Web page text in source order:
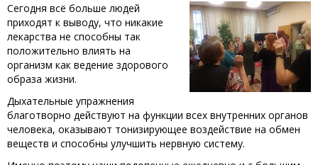
Сегодня всё больше людей
приходят к выводу, что никакие
лекарства не способны так
положительно влиять на
организм как ведение здорового
образа жизни.
Дыхательные упражнения
благотворно действуют на функции всех внутренних органов
человека, оказывают тонизирующее воздействие на обмен
веществ и способны улучшить нервную систему.